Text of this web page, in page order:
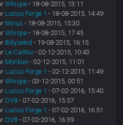
Whispe - 18-08-2015, 13:11
Lucius Forge 1 - 18-08-2015, 14:49
Minus - 18-08-2015, 15:30
Whispe - 18-08-2015, 17:45
Billyzekid - 19-08-2015, 16:15
Le Caillou - 02-12-2015, 10:43
Morikun - 02-12-2015, 11:01
Lucius Forge 1 - 02-12-2015, 11:49
Whispe - 03-12-2015, 00:51
Lucius Forge 1 - 07-02-2016, 15:40
DV8 - 07-02-2016, 15:57
Lucius Forge 1 - 07-02-2016, 16:51
DV8 - 07-02-2016, 16:59